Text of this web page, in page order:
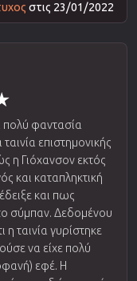
στις 23/01/2022
πολύ φαντασία
επιστημονικής
η Γιόχανσον εκτός
και καταπληκτική
και πως
σύμπαν. Δεδομένου
η ταινία γυρίστηκε
να είχε πολύ
εφέ. Η